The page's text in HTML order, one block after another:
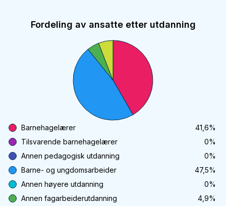
Fordeling av ansatte etter utdanning
Barnehagelærer 41,6%
Tilsvarende barnehagelærer
0%
Annen pedagogisk utdanning
0%
Barne- og ungdomsarbeider
47,5%
Annen høyere utdanning
0%
Annen fagarbeiderutdanning
4,9%